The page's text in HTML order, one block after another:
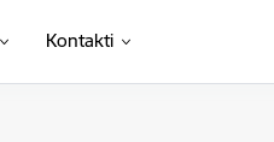
Kontakti